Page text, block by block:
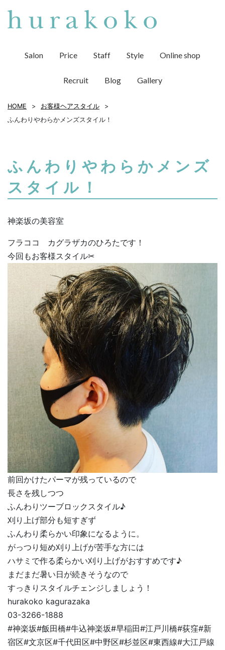
Salon Price Staff Style Online shop
Recruit Blog Gallery
HOME
お客様ヘアスタイル
ふんわりやわらかメンズスタイル！
ふんわりやわらかメンズ
スタイル！
神楽坂の美容室
フラココ カグラザカのひろたです！
今回もお客様スタイル✂︎
前回かけたパーマが残っているので
長さを残しつつ
ふんわりツーブロックスタイル♪
刈り上げ部分も短すぎず
ふんわり柔らかい印象になるように。
がっつり短め刈り上げが苦手な方には
ハサミで作る柔らかい刈り上げがおすすめです♪
まだまだ暑い日が続きそうなので
すっきりスタイルチェンジしましょう！
hurakoko kagurazaka
03-3266-1888
#神楽坂#飯田橋#牛込神楽坂#早稲田#江戸川橋#荻窪#新
宿区#文京区#千代田区#中野区#杉並区#東西線#大江戸線